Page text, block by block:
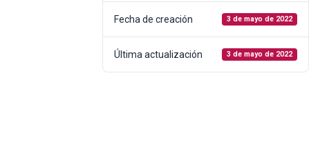
Fecha de creación 3 de mayo de 2022
Última actualización 3 de mayo de 2022